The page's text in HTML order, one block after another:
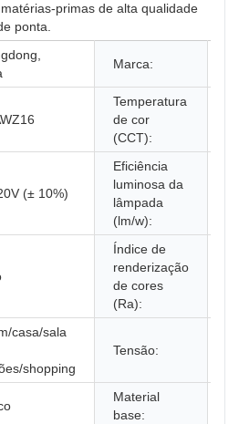
primas de alta qualidade
ponta.
Marca:
Temperatura
de cor
(CCT):
(± 10%)
Eficiência
luminosa da
lâmpada
(lm/w):
Índice de
renderização
de cores
(Ra):
casa/sala
shopping
Tensão:
Material
base: